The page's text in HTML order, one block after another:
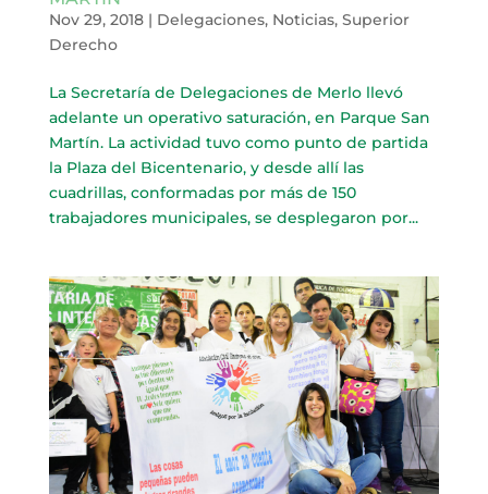
Nov 29, 2018| Delegaciones, Noticias, Superior
Derecho
La Secretaría de Delegaciones de Merlo llevó
adelante un operativo saturación, en Parque San
Martín. La actividad tuvo como punto de partida
la Plaza del Bicentenario, y desde allí las
cuadrillas, conformadas por más de 150
trabajadores municipales, se desplegaron por...